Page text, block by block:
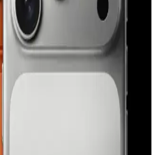
Göre Değişimi
hareketi, düşük güç
süpürme şeklinde gerçekleşir.
pil tasarrufu ile ilişkilidir.
M5 İşlemcili
Kontrol Teknolojileri
yeni MacBook